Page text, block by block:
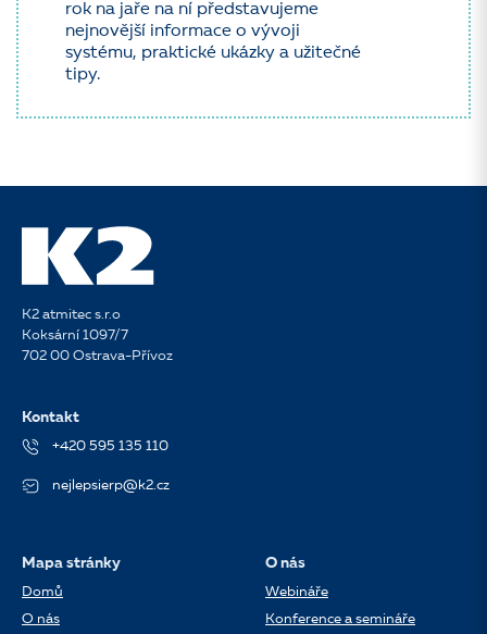
rok na jaře na ní představujeme
nejnovější informace o vývoji
systému, praktické ukázky a užitečné
tipy.
K2 atmitec s.r.o
Koksární 1097/7
702 00 Ostrava-Přívoz
Kontakt
+420 595 135 110
nejlepsierp@k2.cz
Mapa stránky
Domů
O nás
O nás
Webináře
Konference a semináře